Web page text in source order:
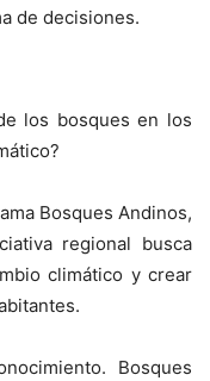
de decisiones.
los bosques en los
Bosques Andinos,
regional busca
climático y crear
Bosques